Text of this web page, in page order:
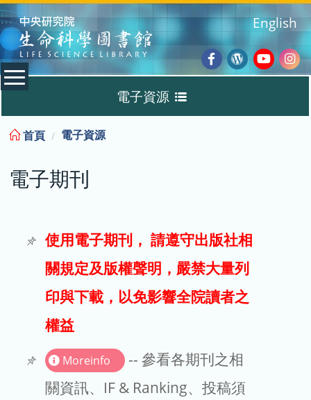
:::
Facebook
Wordpress
English
電子資源
電子期刊
試用
文章處理費
首頁 電子資源
電子期刊
使用電子期刊， 請遵守出版社相
關規定及版權聲明，嚴禁大量列
印與下載，以免影響全院讀者之
權益
Moreinfo
-- 參看各期刊之相
關資訊、IF & Ranking、投稿須